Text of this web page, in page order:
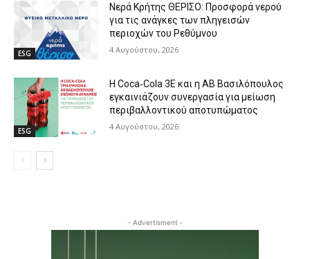
ESG
Νερά Κρήτης ΘΕΡΙΣΟ: Προσφορά νερού
για τις ανάγκες των πληγεισών
περιοχών του Ρεθύμνου
4 Αυγούστου, 2026
ESG
Η Coca‑Cola 3E και η ΑΒ Βασιλόπουλος
εγκαινιάζουν συνεργασία για μείωση
περιβαλλοντικού αποτυπώματος
4 Αυγούστου, 2026
- Advertisment -